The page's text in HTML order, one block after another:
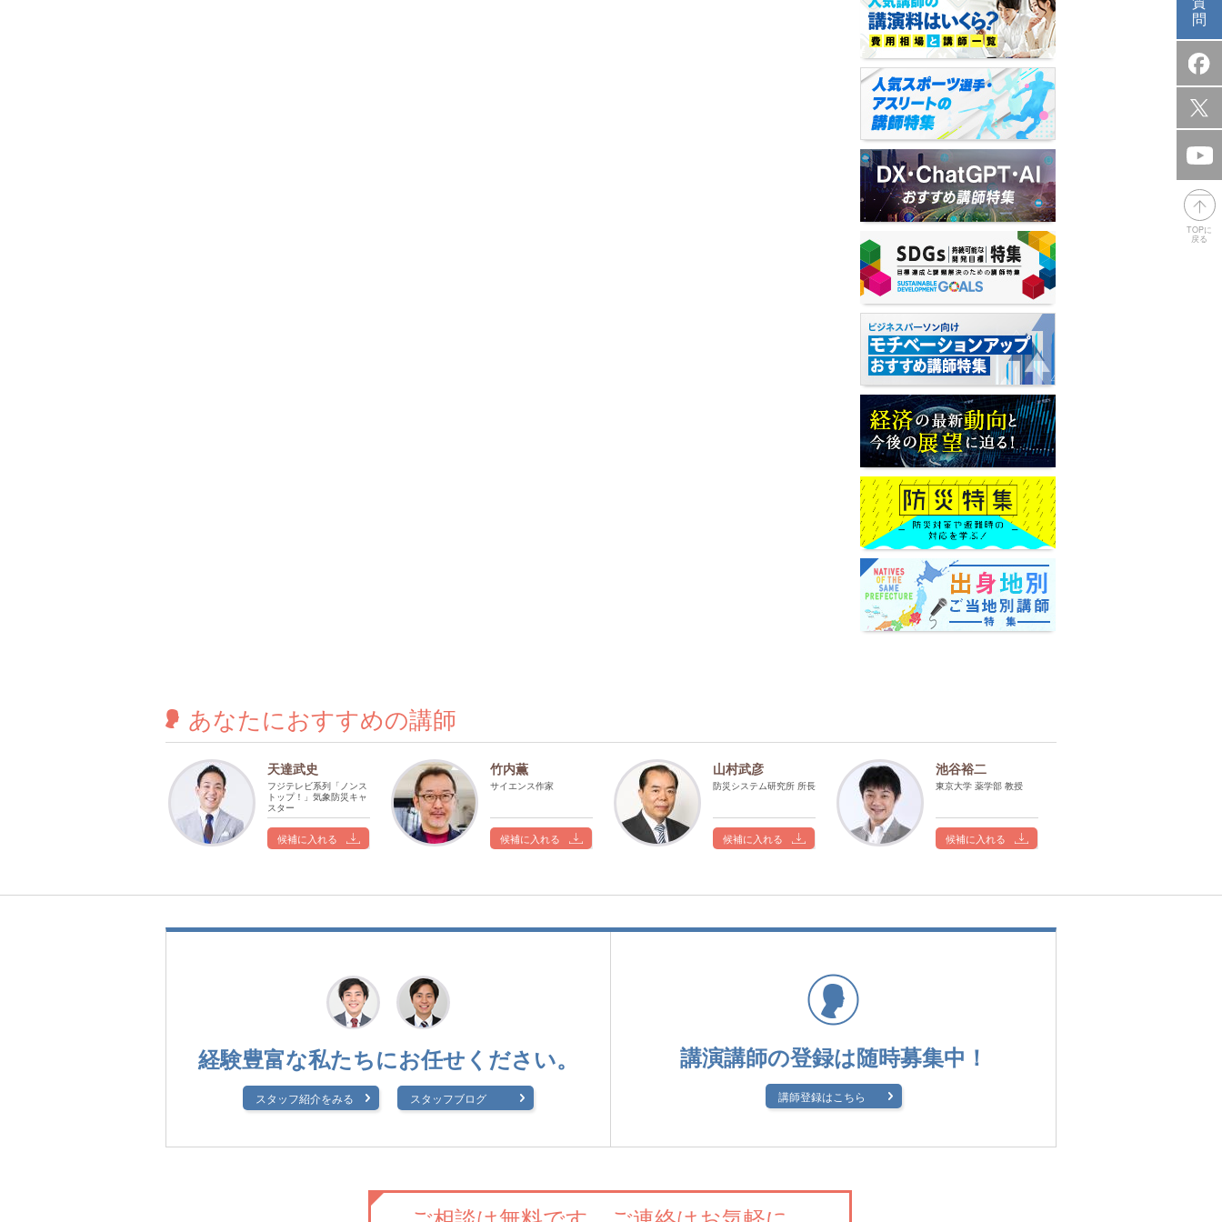
あなたにおすすめの講師
天達武史
フジテレビ系列「ノンス
トップ！」気象防災キャ
スター
候補に入れる
竹内薫
サイエンス作家
候補に入れる
山村武彦
防災システム研究所 所長
候補に入れる
池谷裕二
東京大学 薬学部 教授
候補に入れる
経験豊富な私たちにお任せください。
スタッフ紹介をみる スタッフブログ
講演講師の登録は随時募集中！
講師登録はこちら
問
TOPに
戻る